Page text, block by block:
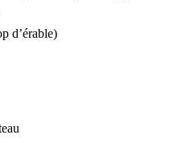
d’érable)